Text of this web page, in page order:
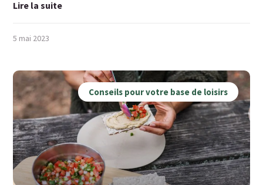
Lire la suite
5 mai 2023
Conseils pour votre base de loisirs